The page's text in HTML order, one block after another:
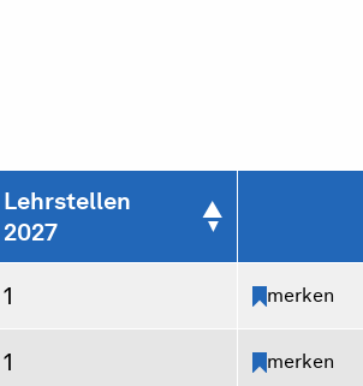
Lehrstellen
2027
1 merken
1 merken